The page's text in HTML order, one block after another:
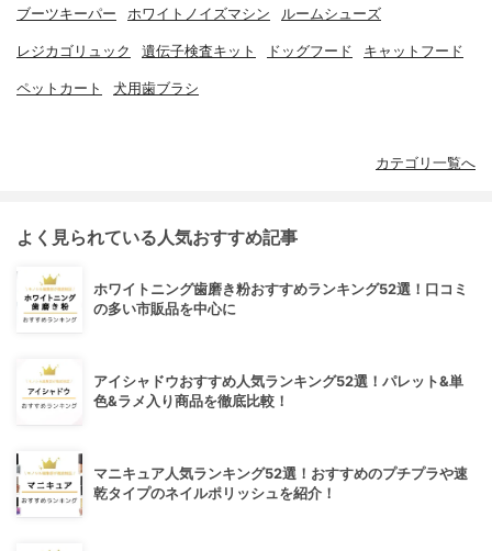
ブーツキーパー ホワイトノイズマシン ルームシューズ
レジカゴリュック 遺伝子検査キット ドッグフード キャットフード
ペットカート 犬用歯ブラシ
カテゴリ一覧へ
よく見られている人気おすすめ記事
ホワイトニング歯磨き粉おすすめランキング52選！口コミ
の多い市販品を中心に
アイシャドウおすすめ人気ランキング52選！パレット&単
色&ラメ入り商品を徹底比較！
マニキュア人気ランキング52選！おすすめのプチプラや速
乾タイプのネイルポリッシュを紹介！